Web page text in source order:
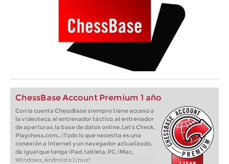
ChessBase Account Premium 1 año
Con la cuenta ChessBase siempre tiene acceso a
la videoteca, el entrenador táctico, el entrenador
de aperturas, la base de datos online, Let’s Check,
Playchess.com... ¡Todo lo que necesita es una
conexión a Internet y un navegador actualizado,
da igual que tenga iPad, tableta, PC, iMac,
Windows, Android o Linux!